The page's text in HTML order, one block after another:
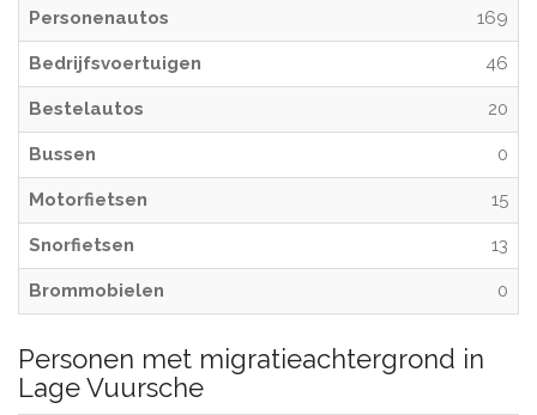
Personenautos 169
Bedrijfsvoertuigen 46
Bestelautos 20
Bussen 0
Motorfietsen 15
Snorfietsen 13
Brommobielen 0
Personen met migratieachtergrond in
Lage Vuursche